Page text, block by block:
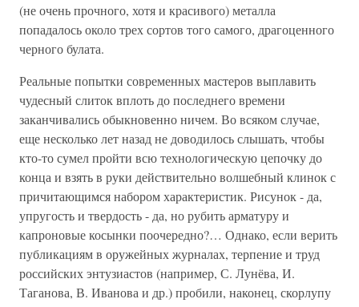
(не очень прочного, хотя и красивого) металла
попадалось около трех сортов того самого, драгоценного
черного булата.
Реальные попытки современных мастеров выплавить
чудесный слиток вплоть до последнего времени
заканчивались обыкновенно ничем. Во всяком случае,
еще несколько лет назад не доводилось слышать, чтобы
кто-то сумел пройти всю технологическую цепочку до
конца и взять в руки действительно волшебный клинок с
причитающимся набором характеристик. Рисунок - да,
упругость и твердость - да, но рубить арматуру и
капроновые косынки поочередно?… Однако, если верить
публикациям в оружейных журналах, терпение и труд
российских энтузиастов (например, С. Лунёва, И.
Таганова, В. Иванова и др.) пробили, наконец, скорлупу